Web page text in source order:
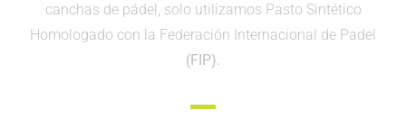
canchas de pádel, solo utilizamos Pasto Sintético
Homologado con la Federación Internacional de Padel
(FIP).